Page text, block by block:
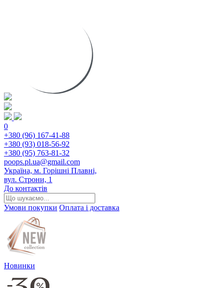
0
+380 (96) 167-41-88
+380 (93) 018-56-92
+380 (95) 763-81-32
poops.pl.ua@gmail.com
Україна, м. Горішні Плавні,
вул. Строни, 1
До контактів
Умови покупки Оплата і доставка
Новинки